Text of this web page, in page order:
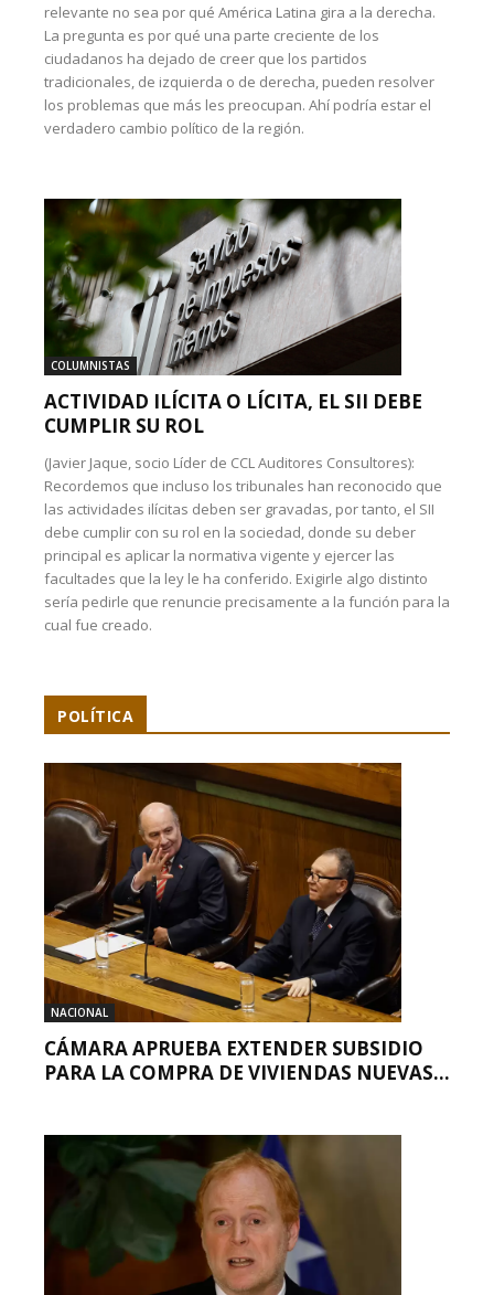
relevante no sea por qué América Latina gira a la derecha.
La pregunta es por qué una parte creciente de los
ciudadanos ha dejado de creer que los partidos
tradicionales, de izquierda o de derecha, pueden resolver
los problemas que más les preocupan. Ahí podría estar el
verdadero cambio político de la región.
COLUMNISTAS
ACTIVIDAD ILÍCITA O LÍCITA, EL SII DEBE
CUMPLIR SU ROL
(Javier Jaque, socio Líder de CCL Auditores Consultores):
Recordemos que incluso los tribunales han reconocido que
las actividades ilícitas deben ser gravadas, por tanto, el SII
debe cumplir con su rol en la sociedad, donde su deber
principal es aplicar la normativa vigente y ejercer las
facultades que la ley le ha conferido. Exigirle algo distinto
sería pedirle que renuncie precisamente a la función para la
cual fue creado.
POLÍTICA
NACIONAL
CÁMARA APRUEBA EXTENDER SUBSIDIO
PARA LA COMPRA DE VIVIENDAS NUEVAS...